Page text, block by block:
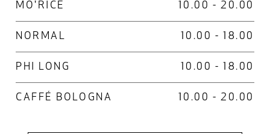
MO'RICE 10.00 - 20.00
NORMAL 10.00 - 18.00
PHI LONG 10.00 - 18.00
CAFFÉ BOLOGNA 10.00 - 20.00